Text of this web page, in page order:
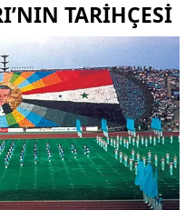
TARIHÇESI